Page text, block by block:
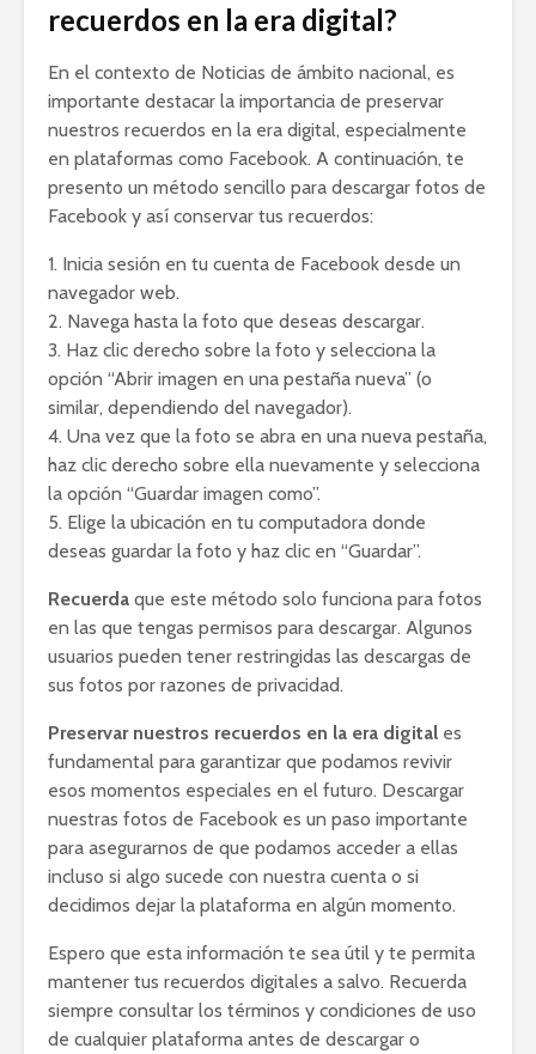
recuerdos en la era digital?
En el contexto de Noticias de ámbito nacional, es
importante destacar la importancia de preservar
nuestros recuerdos en la era digital, especialmente
en plataformas como Facebook. A continuación, te
presento un método sencillo para descargar fotos de
Facebook y así conservar tus recuerdos:
1. Inicia sesión en tu cuenta de Facebook desde un
navegador web.
2. Navega hasta la foto que deseas descargar.
3. Haz clic derecho sobre la foto y selecciona la
opción “Abrir imagen en una pestaña nueva” (o
similar, dependiendo del navegador).
4. Una vez que la foto se abra en una nueva pestaña,
haz clic derecho sobre ella nuevamente y selecciona
la opción “Guardar imagen como”.
5. Elige la ubicación en tu computadora donde
deseas guardar la foto y haz clic en “Guardar”.
Recuerda que este método solo funciona para fotos
en las que tengas permisos para descargar. Algunos
usuarios pueden tener restringidas las descargas de
sus fotos por razones de privacidad.
Preservar nuestros recuerdos en la era digital es
fundamental para garantizar que podamos revivir
esos momentos especiales en el futuro. Descargar
nuestras fotos de Facebook es un paso importante
para asegurarnos de que podamos acceder a ellas
incluso si algo sucede con nuestra cuenta o si
decidimos dejar la plataforma en algún momento.
Espero que esta información te sea útil y te permita
mantener tus recuerdos digitales a salvo. Recuerda
siempre consultar los términos y condiciones de uso
de cualquier plataforma antes de descargar o